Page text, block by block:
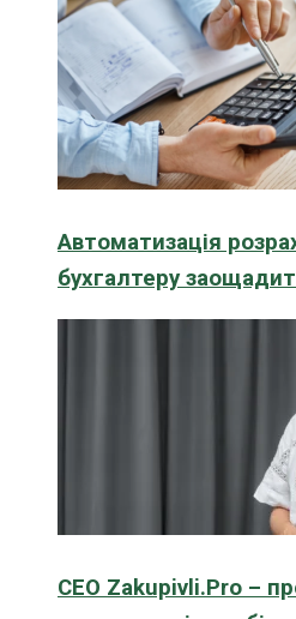
Автоматизація
бухгалтеру
CEO Zakupivli.Pro –